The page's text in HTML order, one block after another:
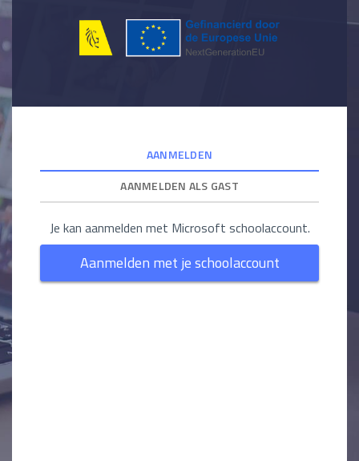
AANMELDEN
AANMELDEN ALS GAST
Je kan aanmelden met Microsoft schoolaccount.
Aanmelden met je schoolaccount